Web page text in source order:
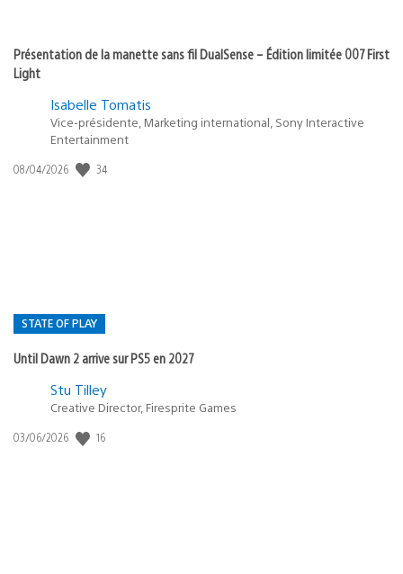
Présentation de la manette sans fil DualSense – Édition limitée 007 First
Light
Isabelle Tomatis
Vice-présidente, Marketing international, Sony Interactive
Entertainment
Date
08/04/2026 34
STATE OF PLAY
Until Dawn 2 arrive sur PS5 en 2027
Postée
:
Stu Tilley
Creative Director, Firesprite Games
Date
03/06/2026 16